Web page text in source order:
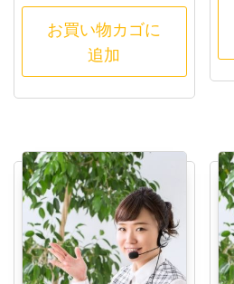
お買い物カゴに
追加